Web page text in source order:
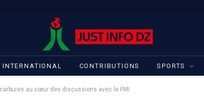
INTERNATIONAL CONTRIBUTIONS SPORTS
au cœur des discussions avec le FMI